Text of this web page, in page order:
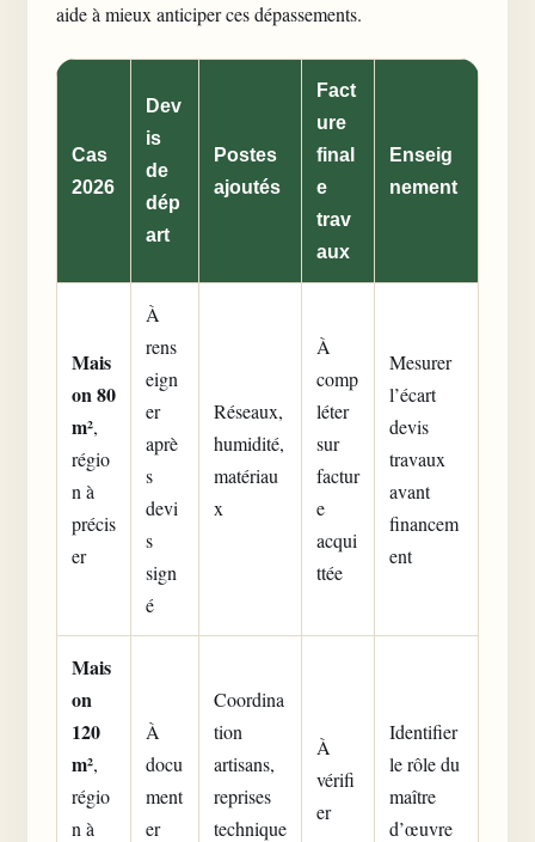
aide à mieux anticiper ces dépassements.
Cas
2026
Dev
is
de
dép
art
Postes
ajoutés
Fact
ure
final
e
trav
aux
Enseig
nement
Mais
on 80
m²,
régio
n à
précis
er
À
rens
eign
er
aprè
s
devi
s
sign
é
Réseaux,
humidité,
matériau
x
À
comp
léter
sur
factur
e
acqui
ttée
Mesurer
l’écart
devis
travaux
avant
financem
ent
Mais
on
120
m²,
régio
n à
À
docu
ment
er
Coordina
tion
artisans,
reprises
technique
À
vérifi
er
Identifier
le rôle du
maître
d’œuvre